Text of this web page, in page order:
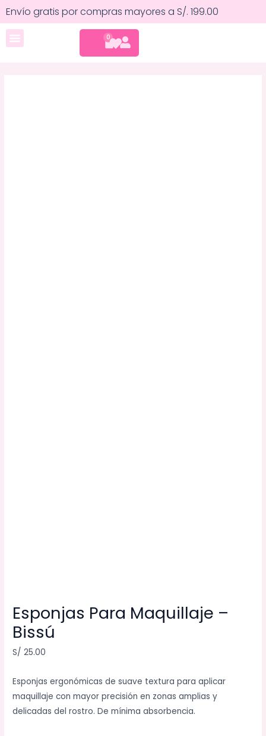
al
contenido
Envío gratis por compras mayores a S/. 199.00
0
CART
Esponjas Para Maquillaje –
Bissú
S/ 25.00
Esponjas ergonómicas de suave textura para aplicar
maquillaje con mayor precisión en zonas amplias y
delicadas del rostro. De mínima absorbencia.
Esponjas
Para
Maquillaje